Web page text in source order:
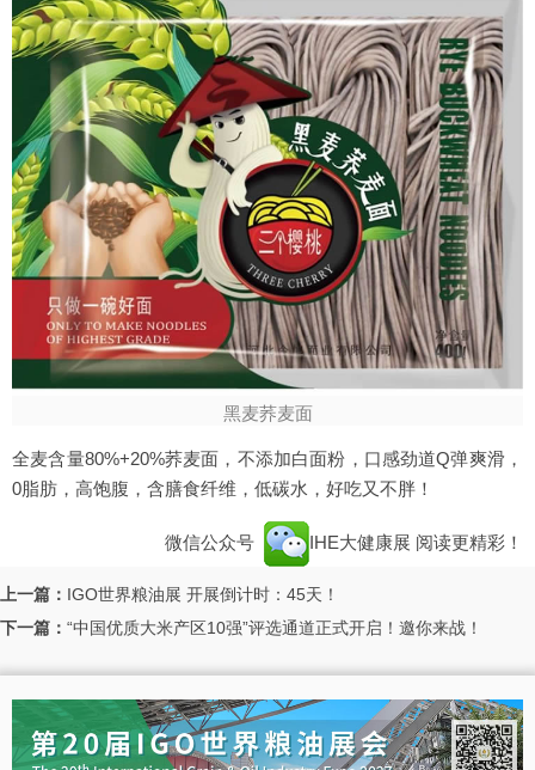
黑麦荞麦面
全麦含量80%+20%荞麦面，不添加白面粉，口感劲道Q弹爽滑，
0脂肪，高饱腹，含膳食纤维，低碳水，好吃又不胖！
微信公众号 IHE大健康展 阅读更精彩！
上一篇： IGO世界粮油展 开展倒计时：45天！
下一篇： “中国优质大米产区10强”评选通道正式开启！邀你来战！